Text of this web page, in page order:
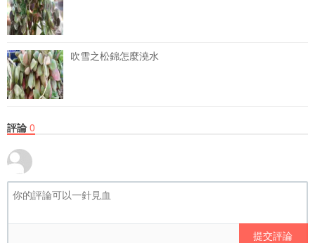
吹雪之松錦怎麼澆水
評論 0
提交評論